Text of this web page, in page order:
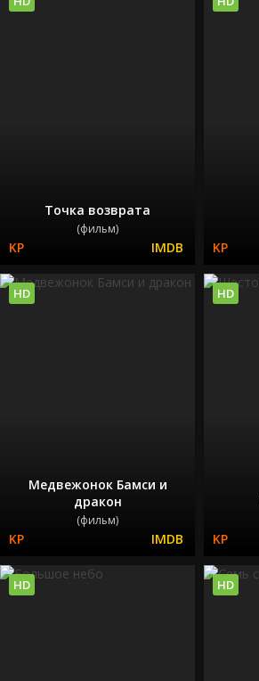
Точка возврата
(фильм)
Медвежонок Бамси и
дракон
(фильм)
HD HD
HD HD